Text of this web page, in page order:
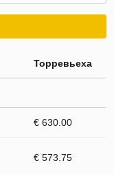
Торревьеха
€ 630.00
€ 573.75